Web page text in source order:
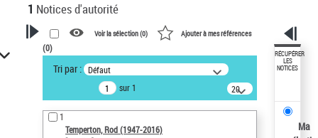
1 Notices d'autorité
VOTRE RECHERCHE
Recherche avancée dans les
notices d’autorité
Œuvres liées à l'auteur :
Temperton, Rod (1947-2016)
Voir la sélection (0) Ajouter à mes références
(0)
Tri par : Défaut
sur 1
20
résultats/page
1
Temperton, Rod (1947-2016)
RÉCUPÉRER
LES
NOTICES
Ma